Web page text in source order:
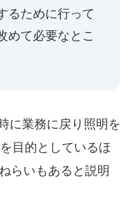
るために行って
めて必要なとこ
に業務に戻り照明を
目的としているほ
らいもあると説明